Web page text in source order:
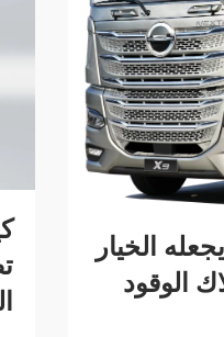
الخيار
الوقود